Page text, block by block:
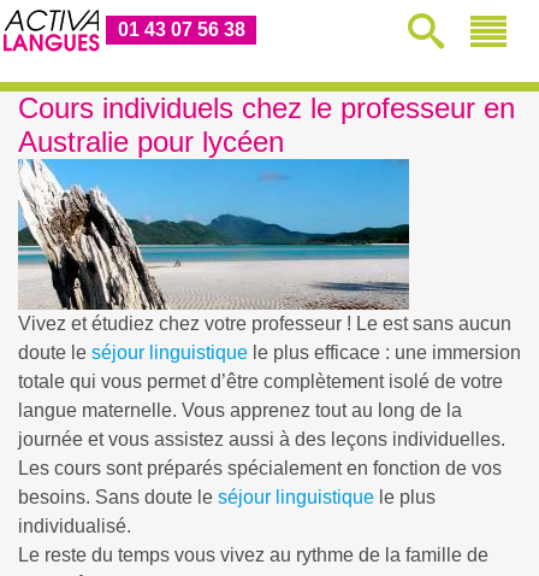
01 43 07 56 38
Cours individuels chez le professeur en
Australie pour lycéen
Vivez et étudiez chez votre professeur ! Le est sans aucun
doute le séjour linguistique le plus efficace : une immersion
totale qui vous permet d’être complètement isolé de votre
langue maternelle. Vous apprenez tout au long de la
journée et vous assistez aussi à des leçons individuelles.
Les cours sont préparés spécialement en fonction de vos
besoins. Sans doute le séjour linguistique le plus
individualisé.
Le reste du temps vous vivez au rythme de la famille de